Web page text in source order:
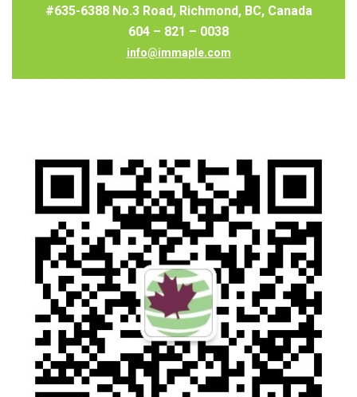
#635-6388 No.3 Road, Richmond, BC, Canada
604 – 821 – 0038
info@immaple.com